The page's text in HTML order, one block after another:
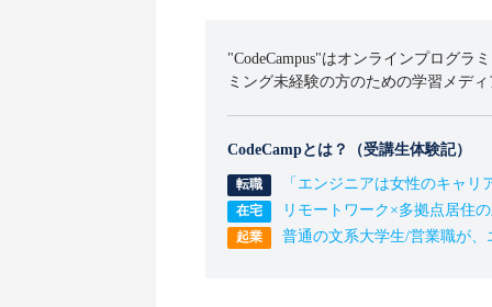
"CodeCampus"はオンラインプログラ
ミング未経験の方のための学習メデ
CodeCampとは？（受講生体験記）
「エンジニアは女性のキャ
リモートワーク×多拠点居住
普通の文系大学生/営業職が